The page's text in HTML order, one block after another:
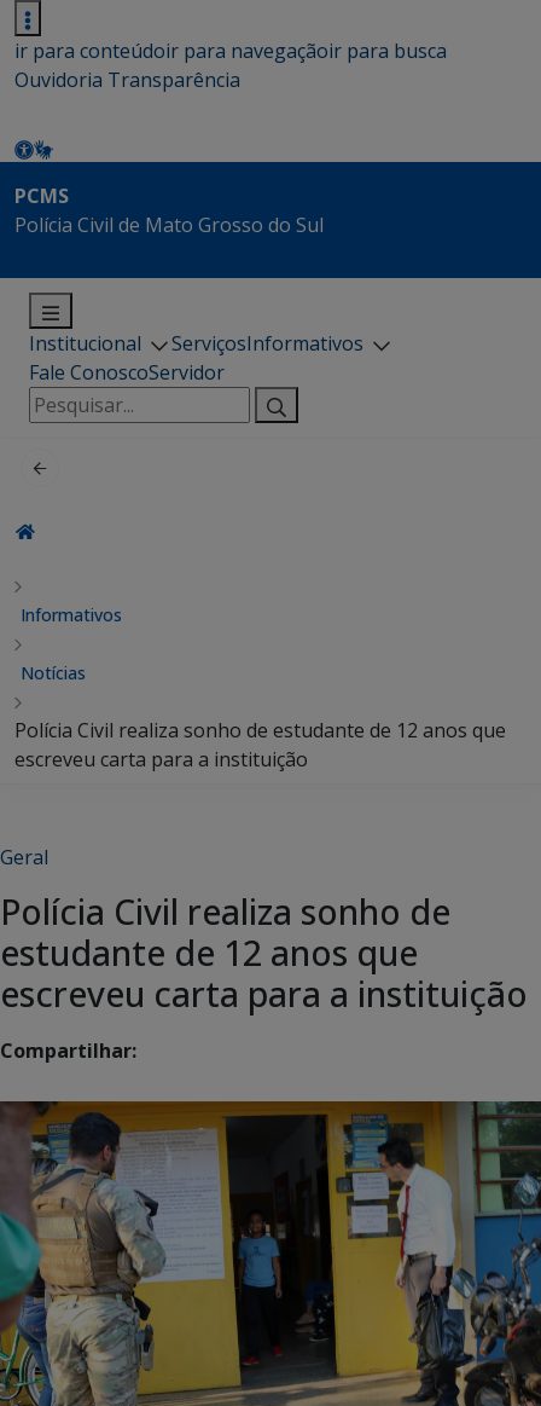
ir para conteúdoir para navegaçãoir para busca
Ouvidoria Transparência
PCMS
Polícia Civil de Mato Grosso do Sul
Institucional ServiçosInformativos
Fale ConoscoServidor
Pesquisar
por:
Informativos
Notícias
Polícia Civil realiza sonho de estudante de 12 anos que
escreveu carta para a instituição
Geral
Polícia Civil realiza sonho de
estudante de 12 anos que
escreveu carta para a instituição
Compartilhar: